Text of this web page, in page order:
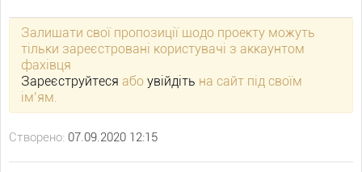
Залишати свої пропозиції щодо проекту можуть
тільки зареєстровані користувачі з аккаунтом
фахівця
Зареєструйтеся або увійдіть на сайт під своїм
ім’ям.
Створено: 07.09.2020 12:15